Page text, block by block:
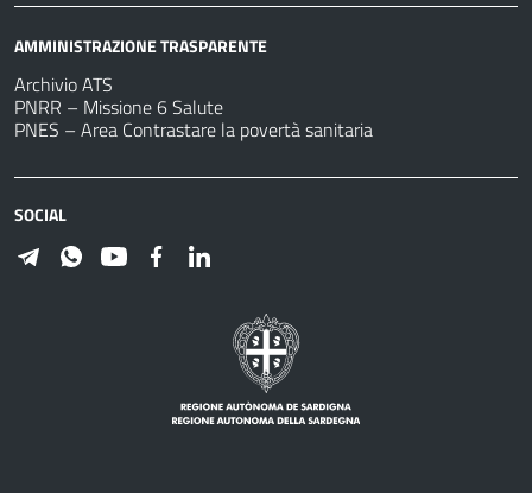
AMMINISTRAZIONE TRASPARENTE
Archivio ATS
PNRR – Missione 6 Salute
PNES – Area Contrastare la povertà sanitaria
SOCIAL